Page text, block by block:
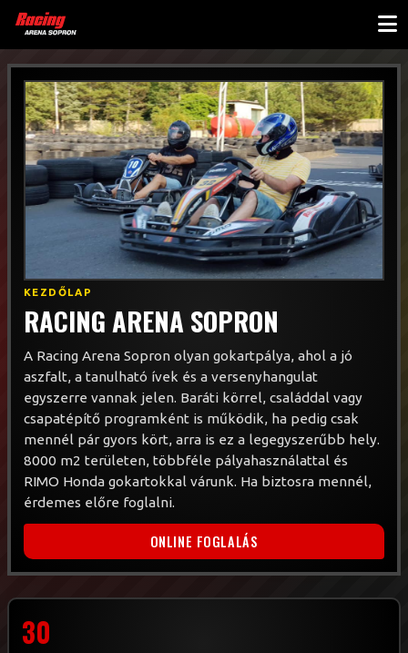
KEZDŐLAP
RACING ARENA SOPRON
A Racing Arena Sopron olyan gokartpálya, ahol a jó
aszfalt, a tanulható ívek és a versenyhangulat
egyszerre vannak jelen. Baráti körrel, családdal vagy
csapatépítő programként is működik, ha pedig csak
mennél pár gyors kört, arra is ez a legegyszerűbb hely.
8000 m2 területen, többféle pályahasználattal és
RIMO Honda gokartokkal várunk. Ha biztosra mennél,
érdemes előre foglalni.
ONLINE FOGLALÁS
30